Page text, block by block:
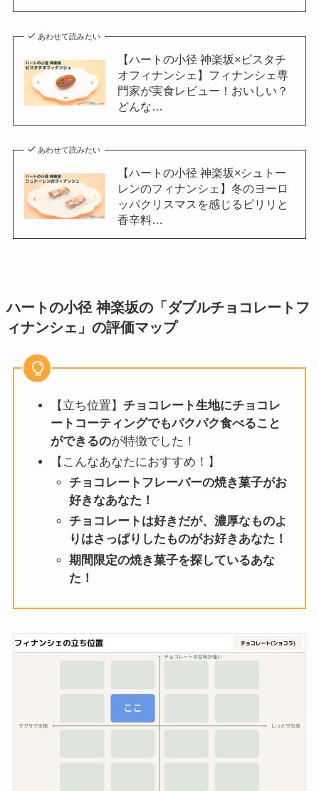
あわせて読みたい
【ハートの小径 神楽坂×ピスタチ
オフィナンシェ】フィナンシェ専
門家が実食レビュー！おいしい？
どんな…
あわせて読みたい
【ハートの小径 神楽坂×シュトー
レンのフィナンシェ】冬のヨーロ
ッパクリスマスを感じるピリリと
香辛料…
ハートの小径 神楽坂の「ダブルチョコレートフ
ィナンシェ 」 の評価マップ
【立ち位置】 チョコレート生地にチョコレ
ートコーティングでもパクパク食べること
ができるのが特徴でした！
【こんなあなたにおすすめ！】
チョコレートフレーバーの焼き菓子がお
好きなあなた！
チョコレートは好きだが、濃厚なものよ
りはさっぱりしたものがお好きあなた！
期間限定の焼き菓子を探しているあな
た！